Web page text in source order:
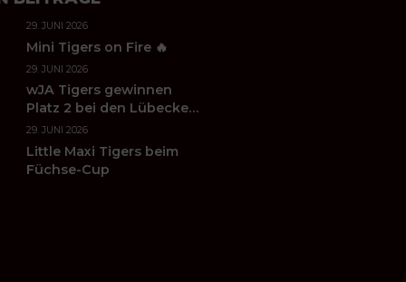
29. JUNI 2026
Mini Tigers on Fire 🔥
29. JUNI 2026
wJA Tigers gewinnen
Platz 2 bei den Lübecker
Handballtagen 2026
29. JUNI 2026
Little Maxi Tigers beim
Füchse-Cup